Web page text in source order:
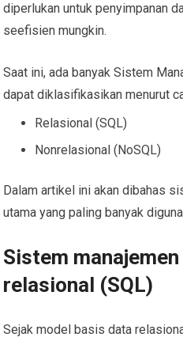
diperlukan untuk penyimpanan
seefisien mungkin.
Saat ini, ada banyak Sistem
dapat diklasifikasikan menurut
Relasional (SQL)
Nonrelasional (NoSQL)
Dalam artikel ini akan dibahas
utama yang paling banyak
Sistem
relasional (SQL)
Sejak model basis data